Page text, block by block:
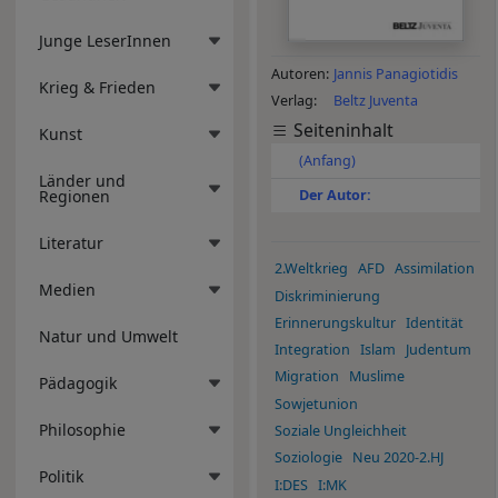
Junge LeserInnen
Krieg & Frieden
Kunst
Länder und
Regionen
Literatur
Medien
Natur und Umwelt
Pädagogik
Philosophie
Politik
Autoren Jannis Panagiotidis
Verlag
Beltz Juventa
Seiteninhalt
(Anfang)
Der Autor:
2.Weltkrieg AFD Assimilation
Diskriminierung
Erinnerungskultur Identität
Integration Islam
Judentum
Migration
Muslime
Sowjetunion
Soziale Ungleichheit
Soziologie
Neu 2020-2.HJ
I:DES I:MK